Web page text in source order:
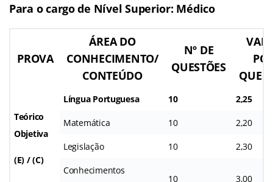
Para o cargo de Nível Superior: Médico
PROVA
ÁREA DO
CONHECIMENTO/
CONTEÚDO
Nº DE
QUESTÕES
Teórico
Objetiva
(E) / (C)
Língua Portuguesa 10 2,25
Matemática 10 2,20
Legislação 10 2,30
Conhecimentos
10 3,00